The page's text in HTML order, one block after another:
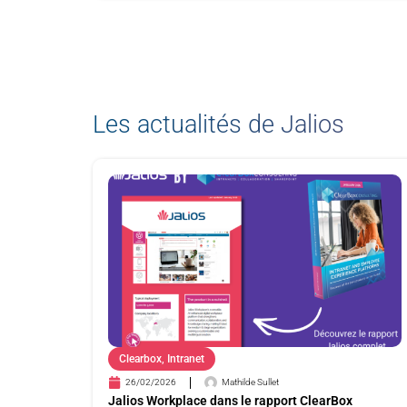
Les actualités de Jalios
Clearbox, Intranet
26/02/2026 Mathilde Sullet
Jalios Workplace dans le rapport ClearBox